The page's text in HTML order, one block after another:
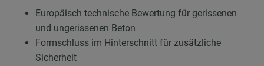
Europäisch technische Bewertung für gerissenen
und ungerissenen Beton
Formschluss im Hinterschnitt für zusätzliche
Sicherheit